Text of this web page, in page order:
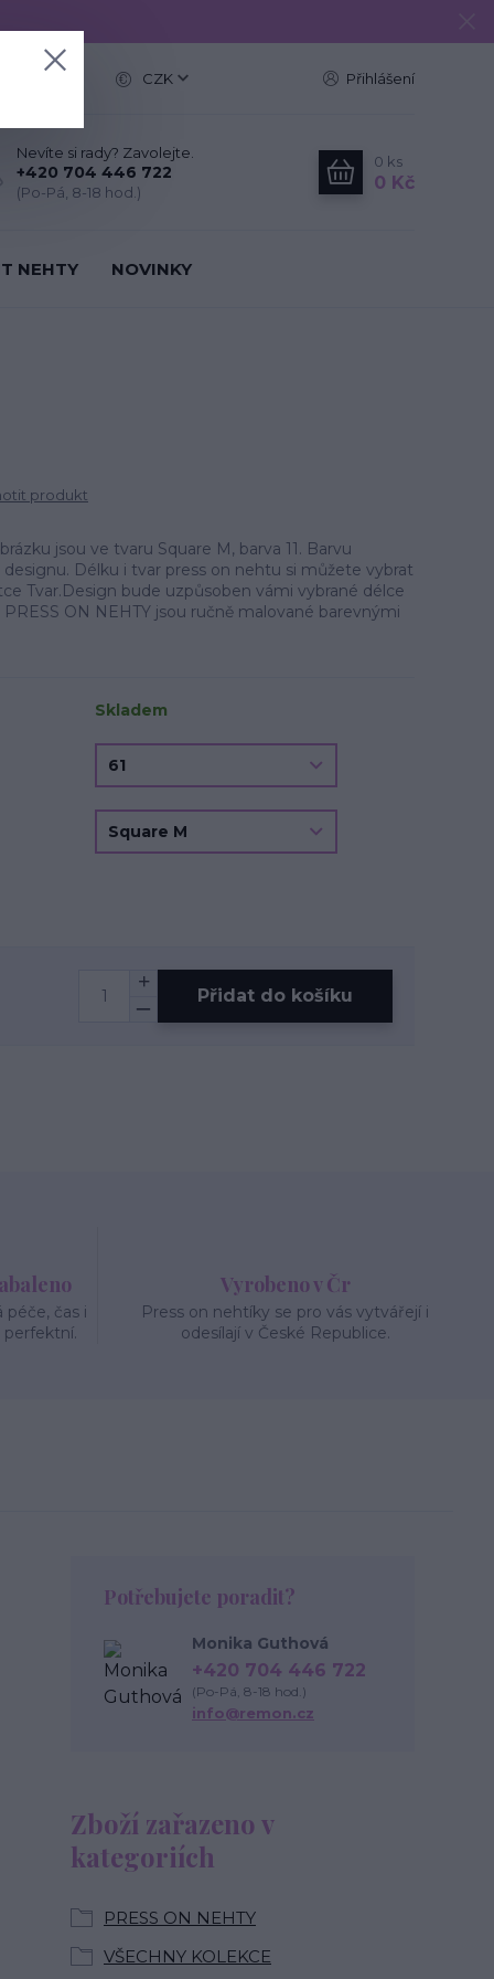
CZK Přihlášení
Nevíte si rady? Zavolejte.
+420 704 446 722
(Po-Pá, 8-18 hod.)
0 ks
0 Kč
NEHTY NOVINKY
produkt
jsou ve tvaru Square M, barva 11. Barvu
Délku i tvar press on nehtu si můžete vybrat
Tvar.Design bude uzpůsoben vámi vybrané délce
ON NEHTY jsou ručně malované barevnými
Skladem
Přidat do košíku
péče, čas i
perfektní.
Vyrobeno v Čr
Press on nehtíky se pro vás vytvářejí i
odesílají v České Republice.
Zboží zařazeno v
kategoriích
PRESS ON NEHTY
VŠECHNY KOLEKCE
Potřebujete poradit?
Monika Guthová
+420 704 446 722
(Po-Pá, 8-18 hod.)
info@remon.cz